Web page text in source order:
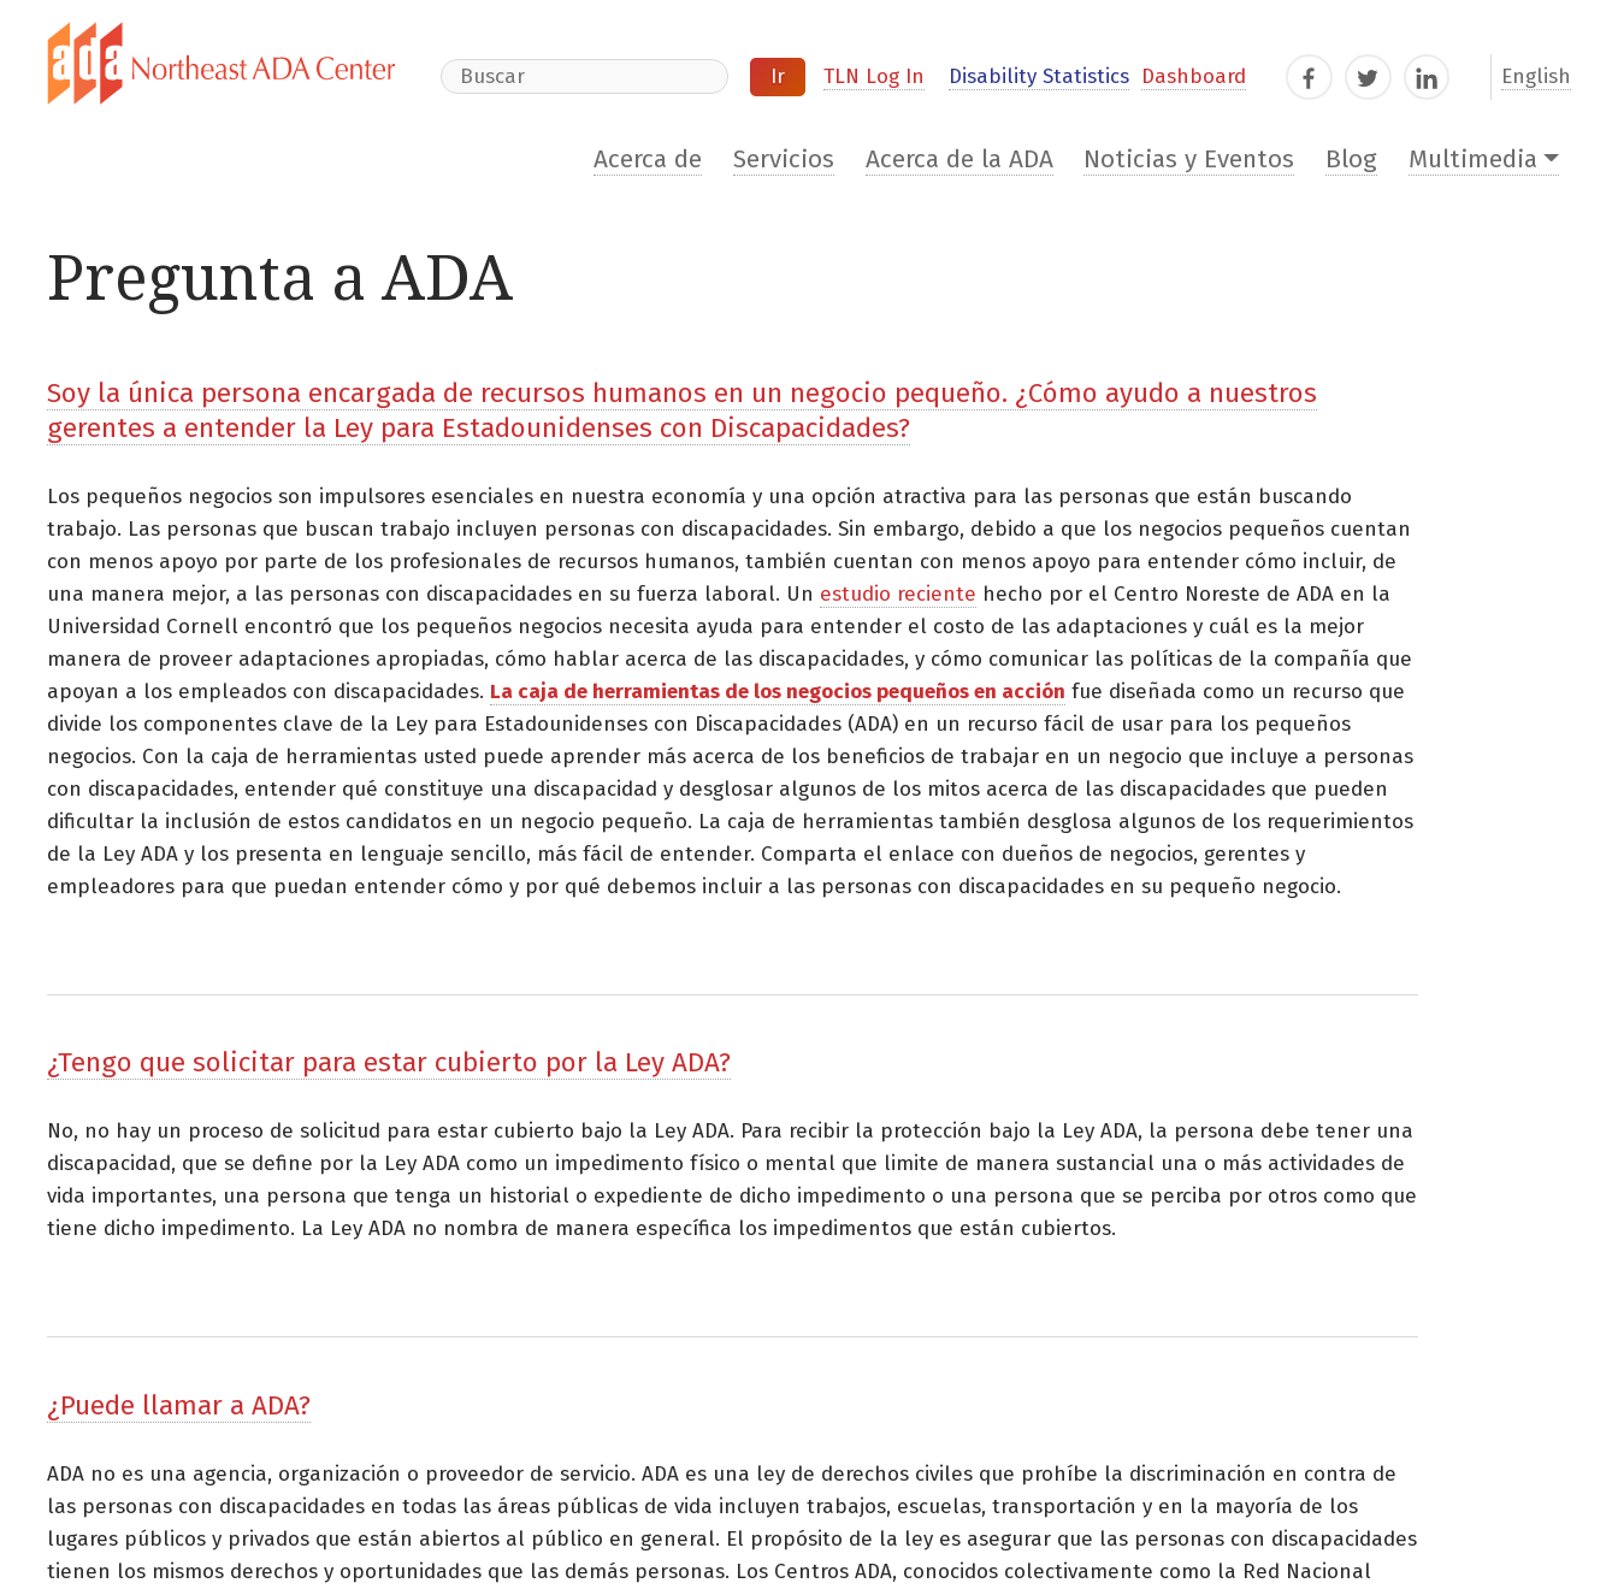
Search Website TLN Log In Disability Statistics Dashboard FacebookTwitterLinkedIn English
Acerca de Servicios Acerca de la ADA Noticias y Eventos Blog Multimedia
Pregunta a ADA
Soy la única persona encargada de recursos humanos en un negocio pequeño. ¿Cómo ayudo a nuestros
gerentes a entender la Ley para Estadounidenses con Discapacidades?
Los pequeños negocios son impulsores esenciales en nuestra economía y una opción atractiva para las personas que están buscando
trabajo. Las personas que buscan trabajo incluyen personas con discapacidades. Sin embargo, debido a que los negocios pequeños cuentan
con menos apoyo por parte de los profesionales de recursos humanos, también cuentan con menos apoyo para entender cómo incluir, de
una manera mejor, a las personas con discapacidades en su fuerza laboral. Un estudio reciente hecho por el Centro Noreste de ADA en la
Universidad Cornell encontró que los pequeños negocios necesita ayuda para entender el costo de las adaptaciones y cuál es la mejor
manera de proveer adaptaciones apropiadas, cómo hablar acerca de las discapacidades, y cómo comunicar las políticas de la compañía que
apoyan a los empleados con discapacidades. La caja de herramientas de los negocios pequeños en acción fue diseñada como un recurso que
divide los componentes clave de la Ley para Estadounidenses con Discapacidades (ADA) en un recurso fácil de usar para los pequeños
negocios. Con la caja de herramientas usted puede aprender más acerca de los beneficios de trabajar en un negocio que incluye a personas
con discapacidades, entender qué constituye una discapacidad y desglosar algunos de los mitos acerca de las discapacidades que pueden
dificultar la inclusión de estos candidatos en un negocio pequeño. La caja de herramientas también desglosa algunos de los requerimientos
de la Ley ADA y los presenta en lenguaje sencillo, más fácil de entender. Comparta el enlace con dueños de negocios, gerentes y
empleadores para que puedan entender cómo y por qué debemos incluir a las personas con discapacidades en su pequeño negocio.
¿Tengo que solicitar para estar cubierto por la Ley ADA?
No, no hay un proceso de solicitud para estar cubierto bajo la Ley ADA. Para recibir la protección bajo la Ley ADA, la persona debe tener una
discapacidad, que se define por la Ley ADA como un impedimento físico o mental que limite de manera sustancial una o más actividades de
vida importantes, una persona que tenga un historial o expediente de dicho impedimento o una persona que se perciba por otros como que
tiene dicho impedimento. La Ley ADA no nombra de manera específica los impedimentos que están cubiertos.
¿Puede llamar a ADA?
ADA no es una agencia, organización o proveedor de servicio. ADA es una ley de derechos civiles que prohíbe la discriminación en contra de
las personas con discapacidades en todas las áreas públicas de vida incluyen trabajos, escuelas, transportación y en la mayoría de los
lugares públicos y privados que están abiertos al público en general. El propósito de la ley es asegurar que las personas con discapacidades
tienen los mismos derechos y oportunidades que las demás personas. Los Centros ADA, conocidos colectivamente como la Red Nacional